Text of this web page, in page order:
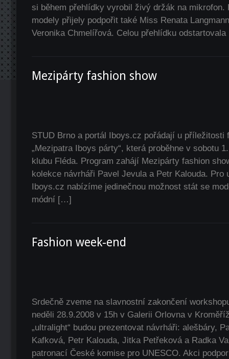
si během přehlídky vyrobil živý držák na mikrofon.
modely přijely podpořit také Miss Renata
Veronika Chmelířová. Celou přehlídku
Mezipárty fashion show
STUD Brno a portál Iboys.cz pořádají u příležitosti
„Mezipatra Iboys párty“, která proběhne v sobotu
klubu Fléda. Program zahájí Mezipárty fashion
kolekce návrháři Pavel Jevula a Petr Kalouda. Pro
Iboys.cz nabízíme jedinečnou možnost stát se
módní […]
Fashion week-end
Srdečně zveme na slavnostní zakončení
neděli 28.9.2008 v 15h v Galerii Orlovna v
„ultralight“ budou prezentovat návrháři: alešbáry,
Kafková, Petr Kalouda, Jitka Petřeková a Radka
patronací České komise pro UNESCO. Akci